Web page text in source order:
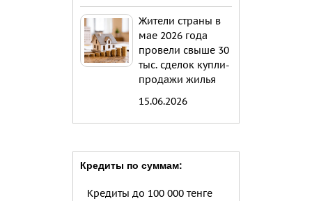
Жители страны в
мае 2026 года
провели свыше 30
тыс. сделок купли-
продажи жилья
15.06.2026
Кредиты по суммам:
Кредиты до 100 000 тенге